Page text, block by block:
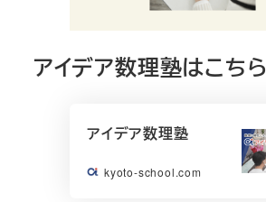
アイデア数理塾はこちら
アイデア数理塾
kyoto-school.com